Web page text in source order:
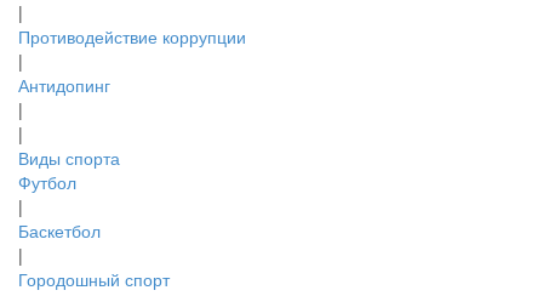
|
Противодействие коррупции
|
Антидопинг
|
|
Виды спорта
Футбол
|
Баскетбол
|
Городошный спорт